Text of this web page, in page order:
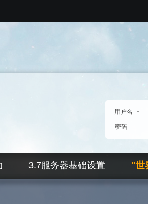
用户名
密码
3.7服务器基础设置 "世